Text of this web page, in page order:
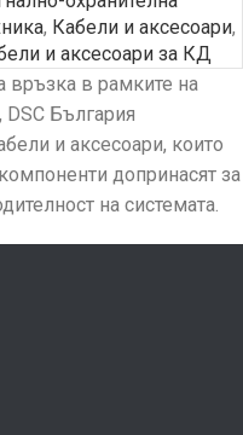
, Кабели и аксесоари,
и аксесоари за КД
връзка в рамките на
DSC България
и аксесоари, които
допринасят за
на системата.